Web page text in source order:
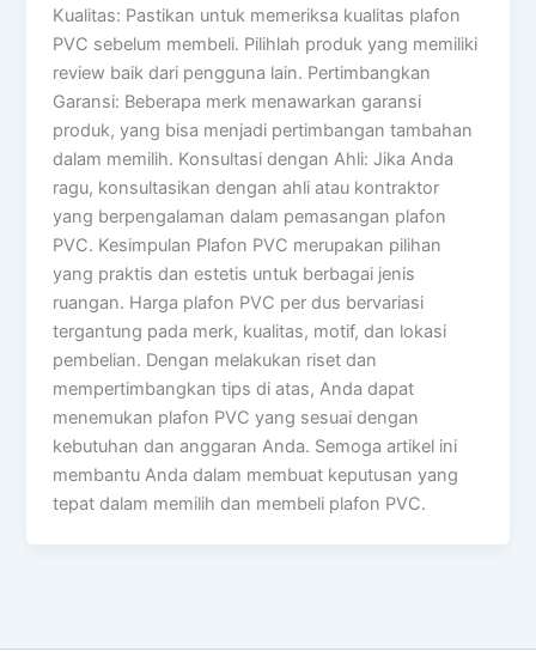
Kualitas: Pastikan untuk memeriksa kualitas plafon
PVC sebelum membeli. Pilihlah produk yang memiliki
review baik dari pengguna lain. Pertimbangkan
Garansi: Beberapa merk menawarkan garansi
produk, yang bisa menjadi pertimbangan tambahan
dalam memilih. Konsultasi dengan Ahli: Jika Anda
ragu, konsultasikan dengan ahli atau kontraktor
yang berpengalaman dalam pemasangan plafon
PVC. Kesimpulan Plafon PVC merupakan pilihan
yang praktis dan estetis untuk berbagai jenis
ruangan. Harga plafon PVC per dus bervariasi
tergantung pada merk, kualitas, motif, dan lokasi
pembelian. Dengan melakukan riset dan
mempertimbangkan tips di atas, Anda dapat
menemukan plafon PVC yang sesuai dengan
kebutuhan dan anggaran Anda. Semoga artikel ini
membantu Anda dalam membuat keputusan yang
tepat dalam memilih dan membeli plafon PVC.